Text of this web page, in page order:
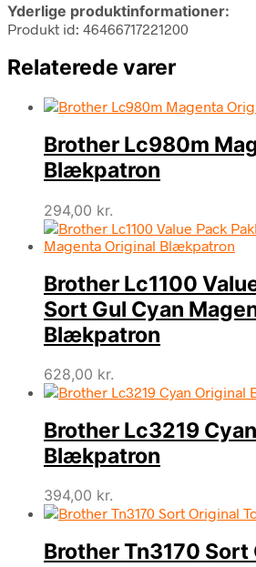
Yderlige produktinformationer:
Produkt id: 46466717221200
Relaterede varer
Brother Lc980m
Blækpatron
294,00 kr.
Brother Lc1100
Sort Gul Cyan
Blækpatron
628,00 kr.
Brother Lc3219
Blækpatron
394,00 kr.
Brother Tn3170 Sort